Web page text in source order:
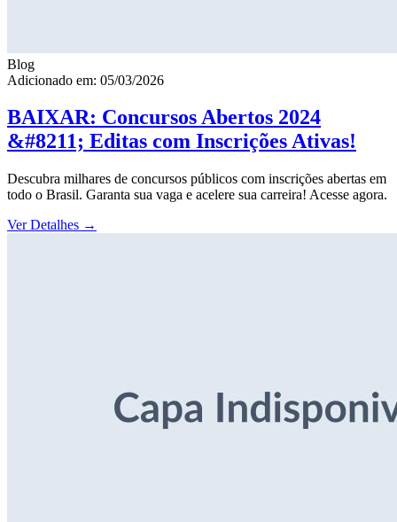
Blog
Adicionado em: 05/03/2026
BAIXAR: Concursos Abertos 2024
&#8211; Editas com Inscrições Ativas!
Descubra milhares de concursos públicos com inscrições abertas em
todo o Brasil. Garanta sua vaga e acelere sua carreira! Acesse agora.
Ver Detalhes →